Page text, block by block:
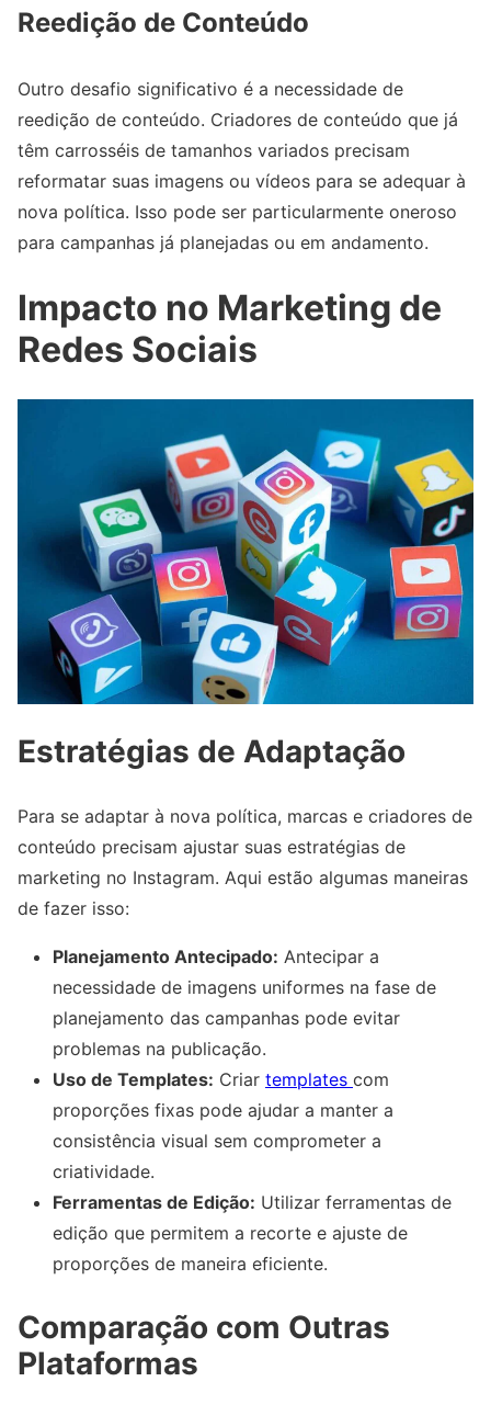
Reedição de Conteúdo
Outro desafio significativo é a necessidade de
reedição de conteúdo. Criadores de conteúdo que já
têm carrosséis de tamanhos variados precisam
reformatar suas imagens ou vídeos para se adequar à
nova política. Isso pode ser particularmente oneroso
para campanhas já planejadas ou em andamento.
Impacto no Marketing de
Redes Sociais
Estratégias de Adaptação
Para se adaptar à nova política, marcas e criadores de
conteúdo precisam ajustar suas estratégias de
marketing no Instagram. Aqui estão algumas maneiras
de fazer isso:
Planejamento Antecipado: Antecipar a
necessidade de imagens uniformes na fase de
planejamento das campanhas pode evitar
problemas na publicação.
Uso de Templates: Criar templates com
proporções fixas pode ajudar a manter a
consistência visual sem comprometer a
criatividade.
Ferramentas de Edição: Utilizar ferramentas de
edição que permitem a recorte e ajuste de
proporções de maneira eficiente.
Comparação com Outras
Plataformas